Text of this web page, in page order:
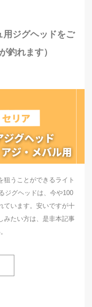
用ジグヘッドをご
釣れます）
狙うことができるライト
ジグヘッドは、今や100
ています。安いですが十
みたい方は、是非本記事